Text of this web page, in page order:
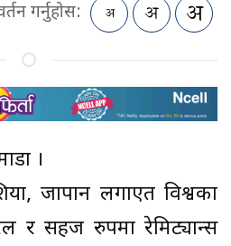
गर्नुहोस:
।
जापान लगाएत विश्वका
र सहज रुपमा रेमिट्यान्स